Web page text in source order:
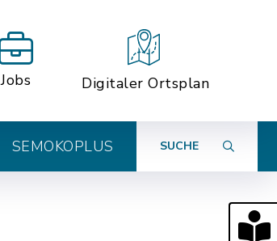
Jobs Digitaler Ortsplan
SEMOKOPLUS SUCHE